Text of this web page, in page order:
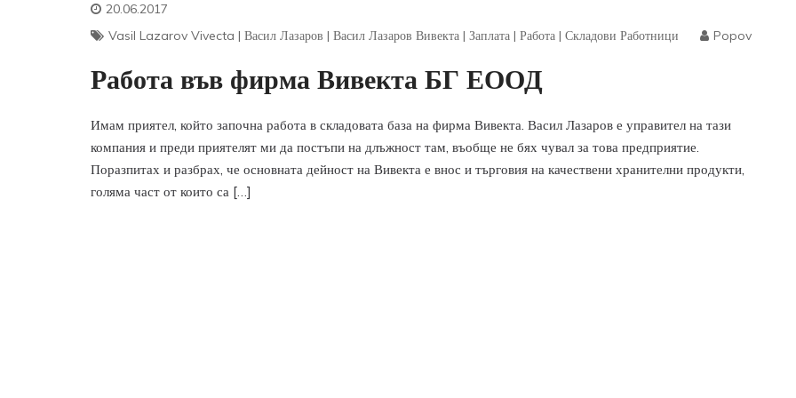
20.06.2017
Vasil Lazarov Vivecta | Васил Лазаров | Васил Лазаров Вивекта | Заплата | Работа | Складови Работници Popov
Работа във фирма Вивекта БГ ЕООД
Имам приятел, който започна работа в складовата база на фирма Вивекта. Васил Лазаров е управител на тази
компания и преди приятелят ми да постъпи на длъжност там, въобще не бях чувал за това предприятие.
Поразпитах и разбрах, че основната дейност на Вивекта е внос и търговия на качествени хранителни продукти,
голяма част от които са […]